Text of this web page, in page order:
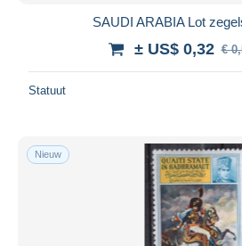
SAUDI ARABIA Lot
± US$ 0,32 €
Statuut
Nieuw